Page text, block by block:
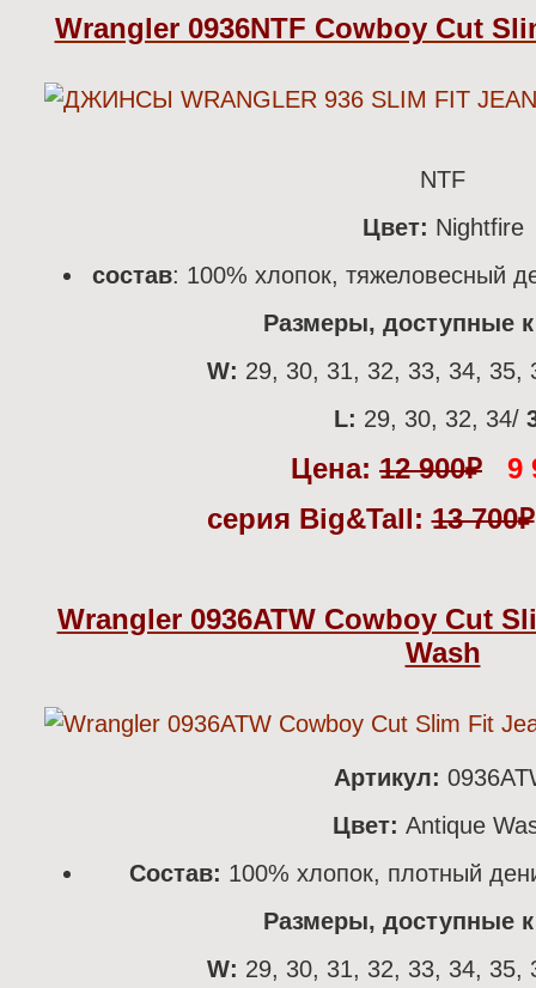
Wrangler 0936NTF Cowboy Cut
NTF
Цвет: Nightfire
состав: 100% хлопок, тяжеловесный
Размеры, доступные к
W: 29, 30, 31, 32, 33, 34, 35,
L: 29, 30, 32, 34/
Цена: 12 900₽
9
серия Big&Tall:13 700₽
Wrangler 0936ATW Cowboy Cut
Wash
Артикул:
Цвет: Antique
Состав: 100% хлопок, плотный
Размеры, доступные к
W: 29, 30, 31, 32, 33, 34, 35,